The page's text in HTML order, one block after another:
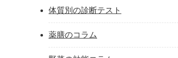
体質別の診断テスト
薬膳のコラム